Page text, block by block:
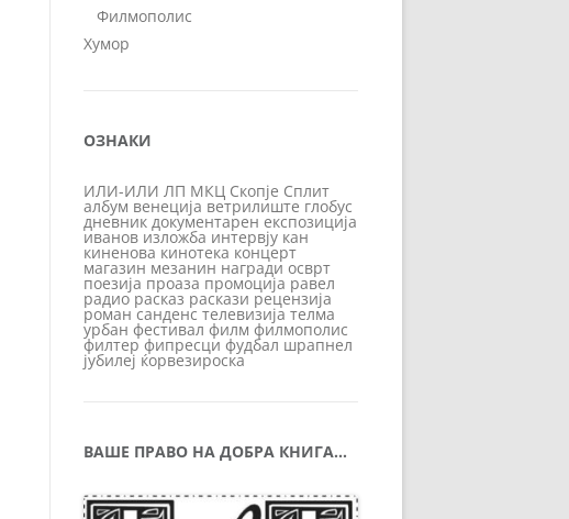
Филмополис
Хумор
ОЗНАКИ
ИЛИ-ИЛИ ЛП МКЦ Скопје Сплит
албум венеција ветрилиште глобус
дневник документарен експозиција
иванов изложба интервју кан
киненова кинотека концерт
магазин мезанин награди осврт
поезија проаза промоција равел
радио расказ раскази рецензија
роман санденс телевизија телма
урбан фестивал филм филмополис
филтер фипресци фудбал шрапнел
јубилеј ќорвезироска
ВАШЕ ПРАВО НА ДОБРА КНИГА…